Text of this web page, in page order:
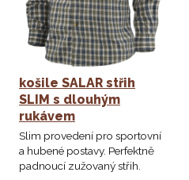
košile SALAR střih
SLIM s dlouhým
rukávem
Slim provedení pro sportovní
a hubené postavy. Perfektně
padnoucí zužovaný střih.